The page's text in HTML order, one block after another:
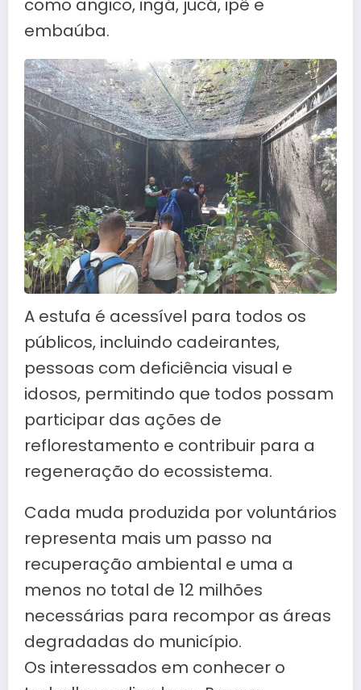
embaúba.
A estufa é acessível para todos os
públicos, incluindo cadeirantes,
pessoas com deficiência visual e
idosos, permitindo que todos possam
participar das ações de
reflorestamento e contribuir para a
regeneração do ecossistema.
Cada muda produzida por voluntários
representa mais um passo na
recuperação ambiental e uma a
menos no total de 12 milhões
necessárias para recompor as áreas
degradadas do município.
Os interessados em conhecer o